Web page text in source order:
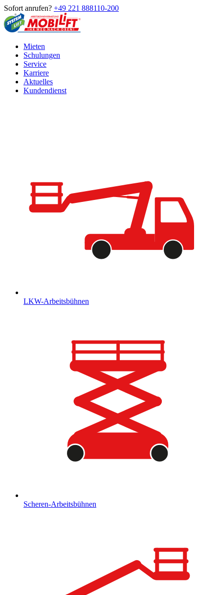
Sofort anrufen? +49 221 888110-200
Mieten
Schulungen
Service
Karriere
Aktuelles
Kundendienst
LKW-Arbeitsbühnen
Scheren-Arbeitsbühnen